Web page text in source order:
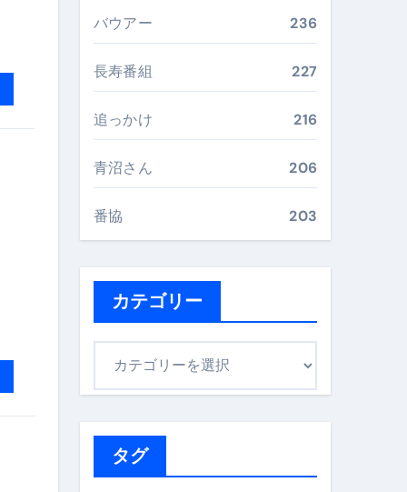
値で実現する究極の旅術
する新しいサプリ体験
目的別に失敗しない
クリスト（高齢者にも）
に“満足度MAX”で食べるコツ
バウアー 236
長寿番組 227
追っかけ 216
青沼さん 206
番協 203
カテゴリー
タグ